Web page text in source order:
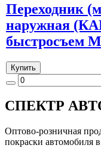
Переходник
наружная
быстросъем
Купить
СПЕКТР
Оптово-розничная
покраски автомобиля